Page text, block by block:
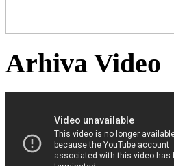
Arhiva Video